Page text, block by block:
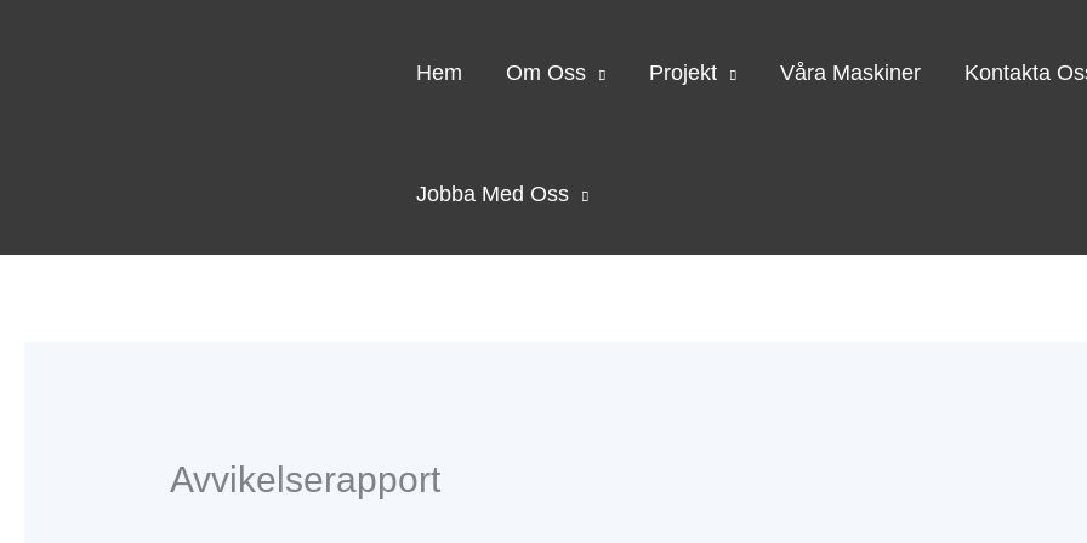
Hem Om Oss Projekt Våra Maskiner Kontakta
Jobba Med Oss
Avvikelserapport